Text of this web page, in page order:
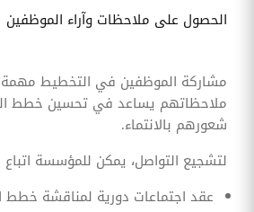
الحصول على ملاحظات وآراء الموظفين
مشاركة الموظفين في التخطيط
ملاحظاتهم يساعد في تحسين خطط
شعورهم بالانتماء.
لتشجيع التواصل، يمكن للمؤسسة
عقد اجتماعات دورية لمناقشة خطط